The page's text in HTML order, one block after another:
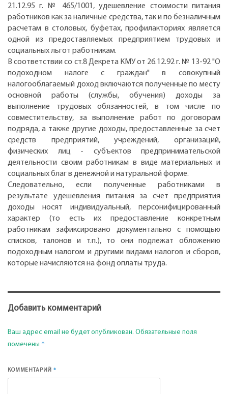
21.12.95 г. № 465/1001, удешевление стоимости питания
работников как за наличные средства, так и по безналичным
расчетам в столовых, буфетах, профилакториях является
одной из предоставляемых предприятием трудовых и
социальных льгот работникам.
В соответствии со ст.8 Декрета КМУ от 26.12.92 г. № 13-92 "О
подоходном налоге с граждан" в совокупный
налогооблагаемый доход включаются полученные по месту
основной работы (службы, обучения) доходы за
выполнение трудовых обязанностей, в том числе по
совместительству, за выполнение работ по договорам
подряда, а также другие доходы, предоставленные за счет
средств предприятий, учреждений, организаций,
физических лиц - субъектов предпринимательской
деятельности своим работникам в виде материальных и
социальных благ в денежной и натуральной форме.
Следовательно, если полученные работниками в
результате удешевления питания за счет предприятия
доходы носят индивидуальный, персонифицированный
характер (то есть их предоставление конкретным
работникам зафиксировано документально с помощью
списков, талонов и т.п.), то они подлежат обложению
подоходным налогом и другими видами налогов и сборов,
которые начисляются на фонд оплаты труда.
Добавить комментарий
Ваш адрес email не будет опубликован. Обязательные поля
помечены *
КОММЕНТАРИЙ*